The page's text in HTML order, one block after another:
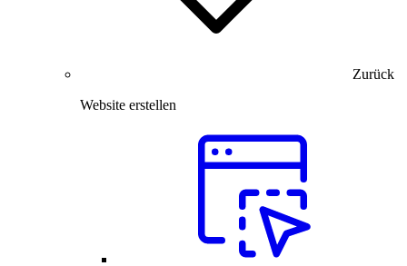
Zurück
Website erstellen